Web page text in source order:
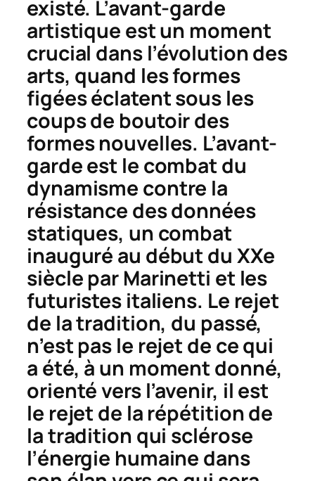
existé. L’avant-garde
artistique est un moment
crucial dans l’évolution des
arts, quand les formes
figées éclatent sous les
coups de boutoir des
formes nouvelles. L’avant-
garde est le combat du
dynamisme contre la
résistance des données
statiques, un combat
inauguré au début du XXe
siècle par Marinetti et les
futuristes italiens. Le rejet
de la tradition, du passé,
n’est pas le rejet de ce qui
a été, à un moment donné,
orienté vers l’avenir, il est
le rejet de la répétition de
la tradition qui sclérose
l’énergie humaine dans